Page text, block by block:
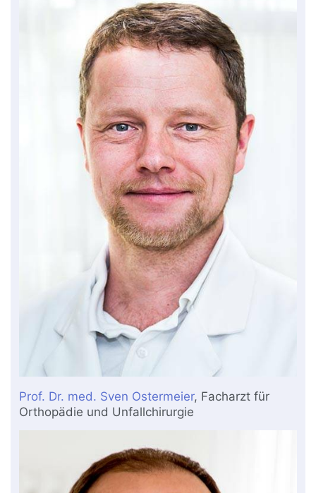
Prof. Dr. med. Sven Ostermeier, Facharzt für
Orthopädie und Unfallchirurgie